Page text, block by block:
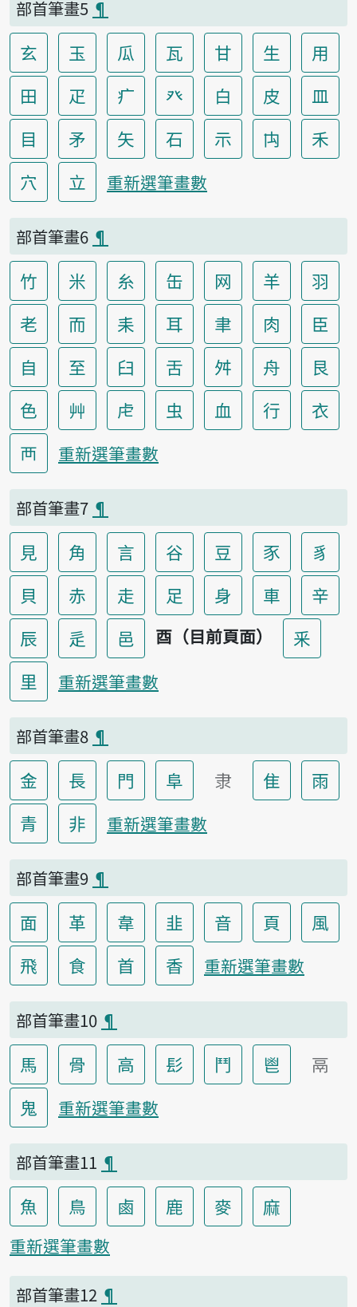
部首筆畫5 ¶
玄 玉 瓜 瓦 甘 生
用
田
疋 疒 癶 白 皮
皿
目
矛 矢 石 示 禸
禾
穴
立 重新選筆畫數
部首筆畫6 ¶
竹 米 糸 缶 网 羊
羽
老
而 耒 耳 聿 肉
臣
自
至 臼 舌 舛 舟
艮
色
艸 虍 虫 血 行
衣
襾
重新選筆畫數
部首筆畫7 ¶
見 角 言 谷 豆 豕
豸
貝
赤 走 足 身 車
辛
辰
辵 邑 酉（目前頁面）
釆
里
重新選筆畫數
部首筆畫8 ¶
金 長 門 阜 隶 隹
雨
青
非 重新選筆畫數
部首筆畫9 ¶
面 革 韋 韭 音 頁
風
飛
食 首 香 重新選筆畫數
部首筆畫10 ¶
馬 骨 高 髟 鬥 鬯
鬲
鬼
重新選筆畫數
部首筆畫11 ¶
魚 鳥 鹵 鹿 麥 麻
重新選筆畫數
部首筆畫12 ¶